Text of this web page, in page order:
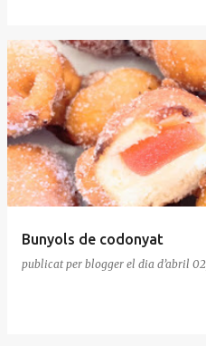
Bunyols de codonyat
publicat per blogger el dia d’abril